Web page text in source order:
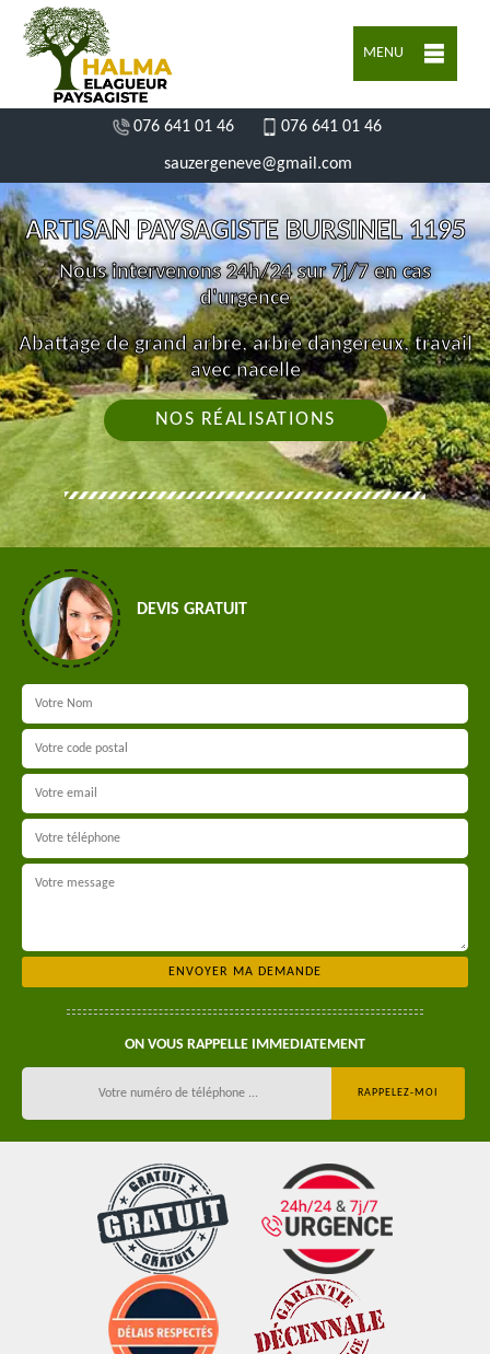
MENU
076 641 01 46 076 641 01 46
sauzergeneve@gmail.com
ARTISAN PAYSAGISTE BURSINEL 1195
Nous intervenons 24h/24 sur 7j/7 en cas
d'urgence
Abattage de grand arbre, arbre dangereux, travail
avec nacelle
NOS RÉALISATIONS
DEVIS GRATUIT
ON VOUS RAPPELLE IMMEDIATEMENT